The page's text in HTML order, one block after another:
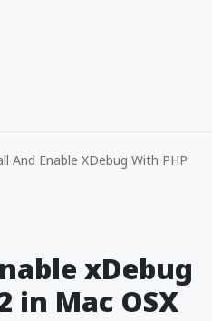
And Enable XDebug With PHP
xDebug
in Mac OSX